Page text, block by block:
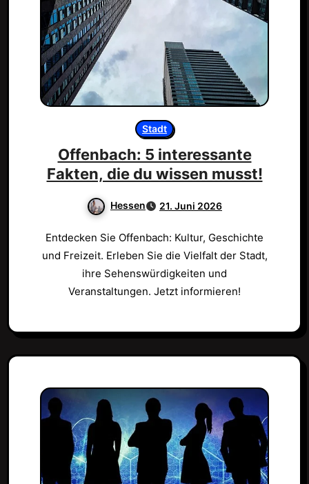
Stadt
Offenbach: 5 interessante
Fakten, die du wissen musst!
Hessen 21. Juni 2026
Entdecken Sie Offenbach: Kultur, Geschichte
und Freizeit. Erleben Sie die Vielfalt der Stadt,
ihre Sehenswürdigkeiten und
Veranstaltungen. Jetzt informieren!